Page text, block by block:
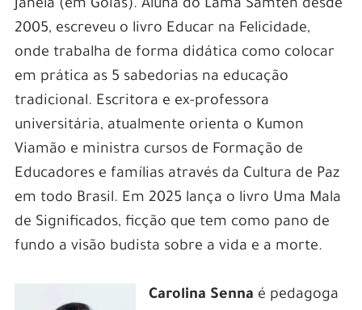
Janela (em Goiás). Aluna do Lama Samten desde
2005, escreveu o livro Educar na Felicidade,
onde trabalha de forma didática como colocar
em prática as 5 sabedorias na educação
tradicional. Escritora e ex-professora
universitária, atualmente orienta o Kumon
Viamão e ministra cursos de Formação de
Educadores e famílias através da Cultura de Paz
em todo Brasil. Em 2025 lança o livro Uma Mala
de Significados, ficção que tem como pano de
fundo a visão budista sobre a vida e a morte.
Carolina Senna é pedagoga